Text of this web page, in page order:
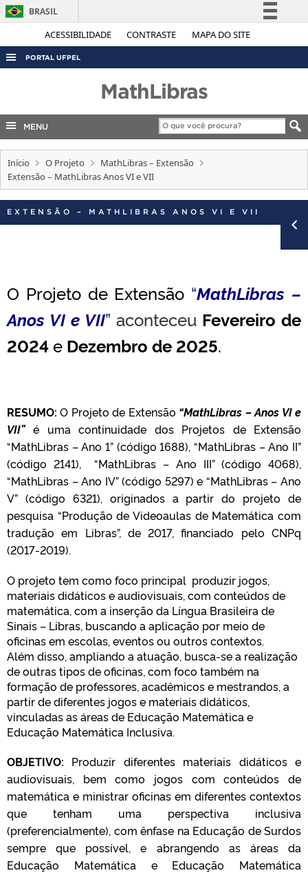
ACESSIBILIDADE CONTRASTE MAPA DO SITE
BRASIL
Simplifique!
Acesso à informação
Legislação
Canais
PORTAL UFPEL
COBALTO
CONCURSOS
EDITAIS
MathLibras
MENU
Início O Projeto
MathLibras – Extensão
Extensão – MathLibras Anos VI e VII
EXTENSÃO – MATHLIBRAS ANOS VI E VII
O Projeto de Extensão “MathLibras –
Anos VI e VII” aconteceu Fevereiro de
2024e Dezembro de 2025.
RESUMO:O Projeto de Extensão “MathLibras – Anos VI e
VII” é uma continuidade dos Projetos de Extensão
“MathLibras – Ano 1” (código 1688), “MathLibras – Ano II”
(código 2141), “MathLibras – Ano III” (código 4068),
“MathLibras – Ano IV” (código 5297) e “MathLibras – Ano
V” (código 6321), originados a partir do projeto de
pesquisa “Produção de Videoaulas de Matemática com
tradução em Libras”, de 2017, financiado pelo CNPq
(2017-2019).
O projeto tem como foco principal produzir jogos,
materiais didáticos e audiovisuais, com conteúdos de
matemática, com a inserção da Língua Brasileira de
Sinais – Libras, buscando a aplicação por meio de
oficinas em escolas, eventos ou outros contextos.
Além disso, ampliando a atuação, busca-se a realização
de outras tipos de oficinas, com foco também na
formação de professores, acadêmicos e mestrandos, a
partir de diferentes jogos e materiais didáticos,
vinculadas as áreas de Educação Matemática e
Educação Matemática Inclusiva.
OBJETIVO: Produzir diferentes materiais didáticos e
audiovisuais, bem como jogos com conteúdos de
matemática e ministrar oficinas em diferentes contextos
que tenham uma perspectiva inclusiva
(preferencialmente), com ênfase na Educação de Surdos
sempre que possível, e abrangendo as áreas da
Educação Matemática e Educação Matemática